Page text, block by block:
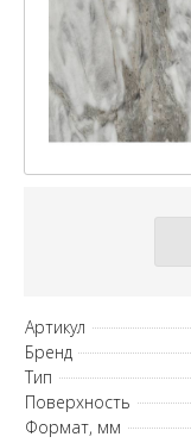
Артикул
Бренд
Тип
Поверхность
Формат, мм